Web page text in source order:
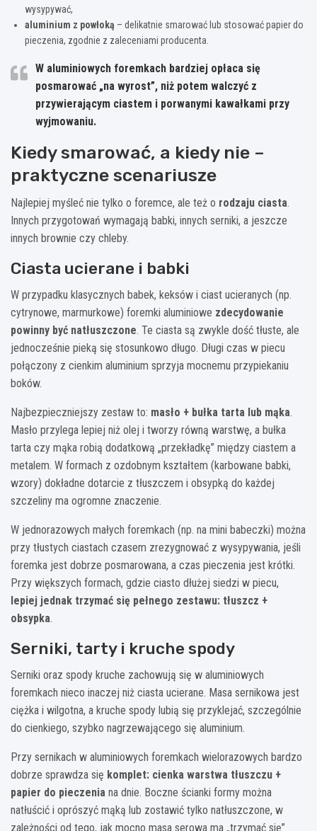
wysypywać,
aluminium z powłoką – delikatnie smarować lub stosować papier do
pieczenia, zgodnie z zaleceniami producenta.
W aluminiowych foremkach bardziej opłaca się
posmarować „na wyrost”, niż potem walczyć z
przywierającym ciastem i porwanymi kawałkami przy
wyjmowaniu.
Kiedy smarować, a kiedy nie –
praktyczne scenariusze
Najlepiej myśleć nie tylko o foremce, ale też o rodzaju ciasta.
Innych przygotowań wymagają babki, innych serniki, a jeszcze
innych brownie czy chleby.
Ciasta ucierane i babki
W przypadku klasycznych babek, keksów i ciast ucieranych (np.
cytrynowe, marmurkowe) foremki aluminiowe zdecydowanie
powinny być natłuszczone. Te ciasta są zwykle dość tłuste, ale
jednocześnie pieką się stosunkowo długo. Długi czas w piecu
połączony z cienkim aluminium sprzyja mocnemu przypiekaniu
boków.
Najbezpieczniejszy zestaw to: masło + bułka tarta lub mąka.
Masło przylega lepiej niż olej i tworzy równą warstwę, a bułka
tarta czy mąka robią dodatkową „przekładkę” między ciastem a
metalem. W formach z ozdobnym kształtem (karbowane babki,
wzory) dokładne dotarcie z tłuszczem i obsypką do każdej
szczeliny ma ogromne znaczenie.
W jednorazowych małych foremkach (np. na mini babeczki) można
przy tłustych ciastach czasem zrezygnować z wysypywania, jeśli
foremka jest dobrze posmarowana, a czas pieczenia jest krótki.
Przy większych formach, gdzie ciasto dłużej siedzi w piecu,
lepiej jednak trzymać się pełnego zestawu: tłuszcz +
obsypka.
Serniki, tarty i kruche spody
Serniki oraz spody kruche zachowują się w aluminiowych
foremkach nieco inaczej niż ciasta ucierane. Masa sernikowa jest
ciężka i wilgotna, a kruche spody lubią się przyklejać, szczególnie
do cienkiego, szybko nagrzewającego się aluminium.
Przy sernikach w aluminiowych foremkach wielorazowych bardzo
dobrze sprawdza się komplet: cienka warstwa tłuszczu +
papier do pieczenia na dnie. Boczne ścianki formy można
natłuścić i oprószyć mąką lub zostawić tylko natłuszczone, w
zależności od tego, jak mocno masa serowa ma „trzymać się”